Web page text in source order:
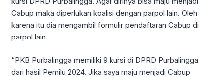
Cabup maka diperlukan koalisi dengan parpol lain. Oleh
karena itu dia mengambil formulir pendaftaran Cabup di
parpol lain.
“PKB Purbalingga memiliki 9 kursi di DPRD Purbalingga
dari hasil Pemilu 2024. Jika saya maju menjadi Cabup